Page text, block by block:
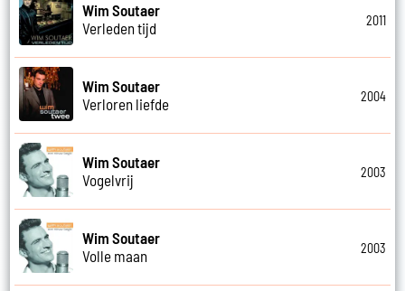
Wim Soutaer
Verleden tijd
2011
Wim Soutaer
Verloren liefde
2004
Wim Soutaer
Vogelvrij
2003
Wim Soutaer
Volle maan
2003